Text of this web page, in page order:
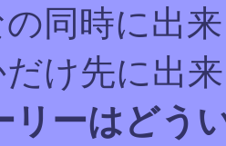
同時に出
だけ先に出
リーはどう